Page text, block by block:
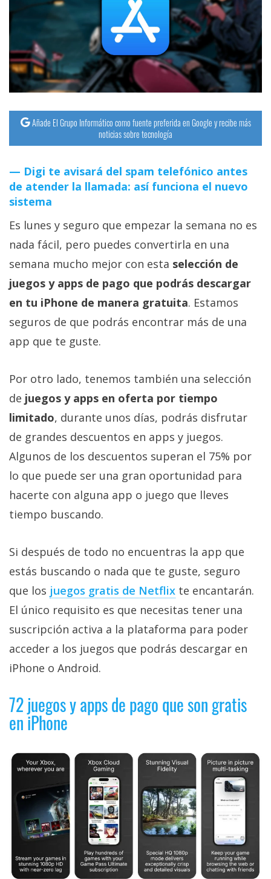
Operadores
Trucos
y
Tutoriales
Ciberseguridad
Sistemas
operativos
Profesional
+
Más
temas
Sorteos
Contacto
/
nosotros
/
Publicidad
/
Cambiar
opciones
privacidad
/
Legal
El medio de
comunicación
digital donde
encontrarás
tecnología,
móviles,
ordenadores,
videojuegos,
comparativas,
tutoriales.
El Grupo
Informático
(CC) 2006-
derechos
reservados.
Añade El Grupo Informático como fuente preferida en Google y recibe más
noticias sobre tecnología
Digi te avisará del spam telefónico antes
de atender la llamada: así funciona el nuevo
sistema
Es lunes y seguro que empezar la semana no es
nada fácil, pero puedes convertirla en una
semana mucho mejor con esta selección de
juegos y apps de pago que podrás descargar
en tu iPhone de manera gratuita. Estamos
seguros de que podrás encontrar más de una
app que te guste.
Por otro lado, tenemos también una selección
de juegos y apps en oferta por tiempo
limitado, durante unos días, podrás disfrutar
de grandes descuentos en apps y juegos.
Algunos de los descuentos superan el 75% por
lo que puede ser una gran oportunidad para
hacerte con alguna app o juego que lleves
tiempo buscando.
Si después de todo no encuentras la app que
estás buscando o nada que te guste, seguro
que los juegos gratis de Netflix te encantarán.
El único requisito es que necesitas tener una
suscripción activa a la plataforma para poder
acceder a los juegos que podrás descargar en
iPhone o Android.
72 juegos y apps de pago que son gratis
en iPhone